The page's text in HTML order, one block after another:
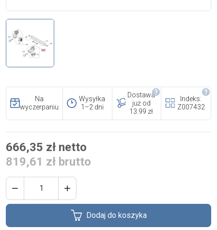
Regulamin
Polityka prywatności
i cookies
Skontaktuj się z nami
Polecany artykuł
EFA: Historia i oferta
urządzeń dla przetwórstwa
mięsnego
Na
wyczerpaniu
Wysyłka
1–2 dni
Dostawa
już od
13.99 zł
Indeks:
Z007432
666,35 zł netto
819,61 zł brutto
 
Dodaj do koszyka